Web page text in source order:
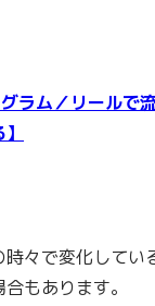
ラム／リールで
時々で変化して
もあります。